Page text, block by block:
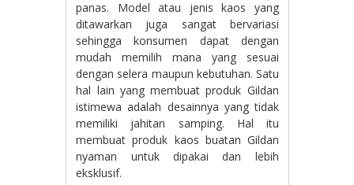
panas. Model atau jenis kaos yang
ditawarkan juga sangat bervariasi
sehingga konsumen dapat dengan
mudah memilih mana yang sesuai
dengan selera maupun kebutuhan. Satu
hal lain yang membuat produk Gildan
istimewa adalah desainnya yang tidak
memiliki jahitan samping. Hal itu
membuat produk kaos buatan Gildan
nyaman untuk dipakai dan lebih
eksklusif.